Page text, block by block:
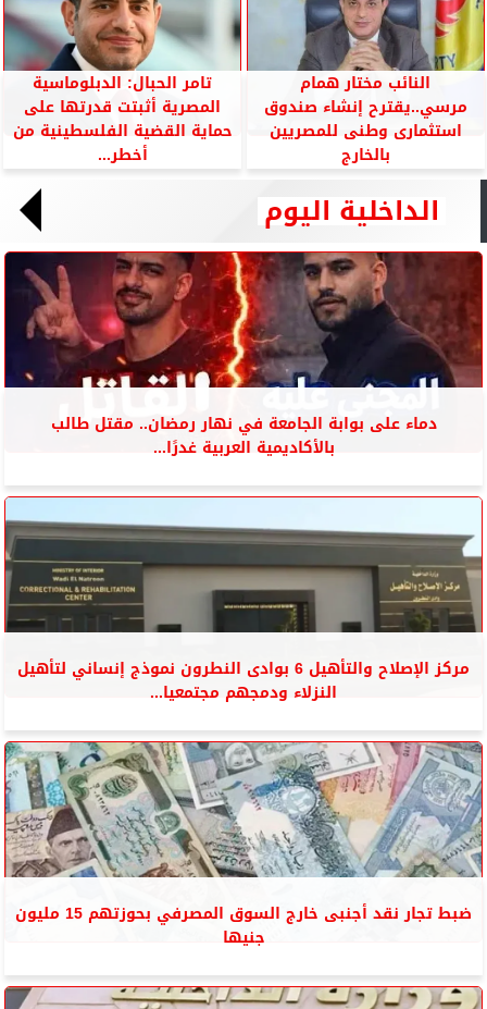
النائب مختار همام
مرسي..يقترح إنشاء صندوق
استثمارى وطنى للمصريين
بالخارج
تامر الحبال: الدبلوماسية
المصرية أثبتت قدرتها على
حماية القضية الفلسطينية من
أخطر...
الداخلية اليوم
دماء على بوابة الجامعة في نهار رمضان.. مقتل طالب
بالأكاديمية العربية غدرًا...
مركز الإصلاح والتأهيل 6 بوادى النطرون نموذج إنساني لتأهيل
النزلاء ودمجهم مجتمعيا...
ضبط تجار نقد أجنبى خارج السوق المصرفي بحوزتهم 15 مليون
جنيها